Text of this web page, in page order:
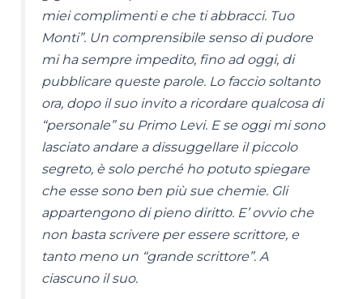
miei complimenti e che ti abbracci. Tuo
Monti”. Un comprensibile senso di pudore
mi ha sempre impedito, fino ad oggi, di
pubblicare queste parole. Lo faccio soltanto
ora, dopo il suo invito a ricordare qualcosa di
“personale” su Primo Levi. E se oggi mi sono
lasciato andare a dissuggellare il piccolo
segreto, è solo perché ho potuto spiegare
che esse sono ben più sue chemie. Gli
appartengono di pieno diritto. E’ ovvio che
non basta scrivere per essere scrittore, e
tanto meno un “grande scrittore”. A
ciascuno il suo.